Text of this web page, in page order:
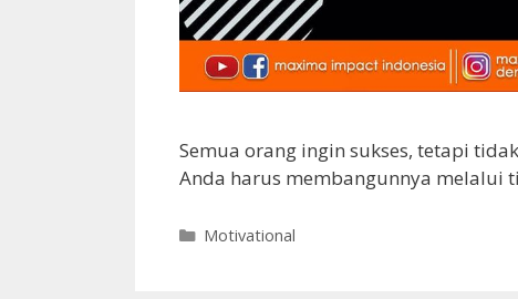
Semua orang ingin sukses, tetapi
Anda harus membangunnya melalui
Motivational